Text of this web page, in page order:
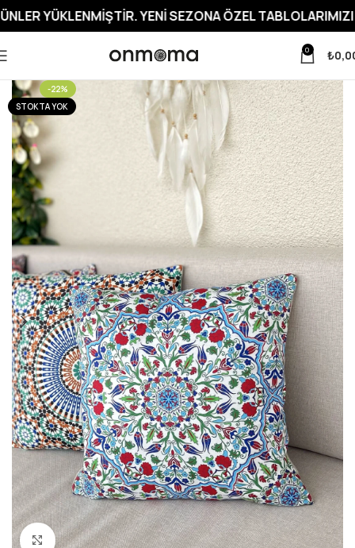
YENI SEZONA ÖZEL TABLOLARIMIZI
0 ₺
-22%
STOKTA YOK
Click to enlarge